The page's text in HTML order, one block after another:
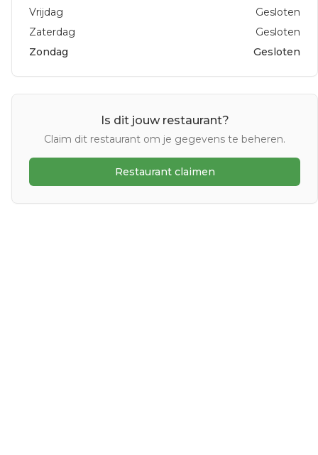
Vrijdag
Gesloten
Zaterdag
Gesloten
Zondag
Gesloten
Is dit jouw restaurant?
Claim dit restaurant om je gegevens te beheren.
Restaurant claimen